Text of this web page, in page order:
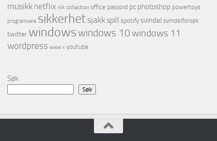
musikk netflix nik collection office passord pc photoshop powertoys
programvare sikkerhetsjakkspill spotify svindel svindelforsøk
twitter windows windows 10windows 11
wordpress www x youtube
Søk
Søk